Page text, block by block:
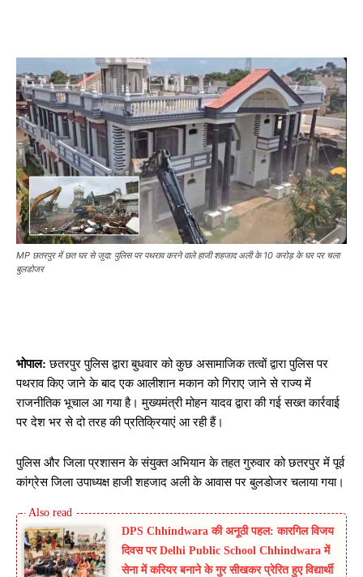
MP छतरपुर में छत घर से जुदा: पुलिस पर पथराव करने वाले हाजी शहजाद अली के 10 करोड़ के घर पर चला
बुलडोजर
भोपाल: छतरपुर पुलिस द्वारा बुधवार को कुछ असामाजिक तत्वों द्वारा पुलिस पर
पथराव किए जाने के बाद एक आलीशान मकान को गिराए जाने से राज्य में
राजनीतिक भूचाल आ गया है। मुख्यमंत्री मोहन यादव द्वारा की गई सख्त कार्रवाई
पर देश भर से दो तरह की प्रतिक्रियाएं आ रही हैं।
पुलिस और जिला प्रशासन के संयुक्त अभियान के तहत गुरुवार को छतरपुर में पूर्व
कांग्रेस जिला उपाध्यक्ष हाजी शहजाद अली के आवास पर बुलडोजर चलाया गया।
DPS Chhindwara की अनूठी पहल: कारगिल विजय
दिवस पर Delhi Public School Chhindwara में
सेना में करियर बनाने के गुर सीखकर प्रेरित हुए विद्यार्थी